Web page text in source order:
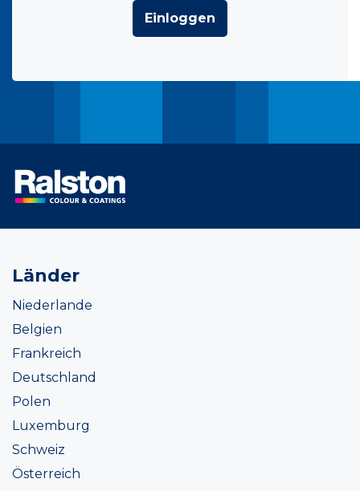
Einloggen
Länder
Niederlande
Belgien
Frankreich
Deutschland
Polen
Luxemburg
Schweiz
Österreich